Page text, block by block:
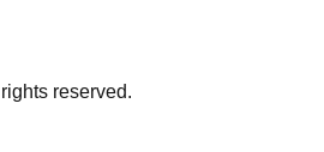
reserved.